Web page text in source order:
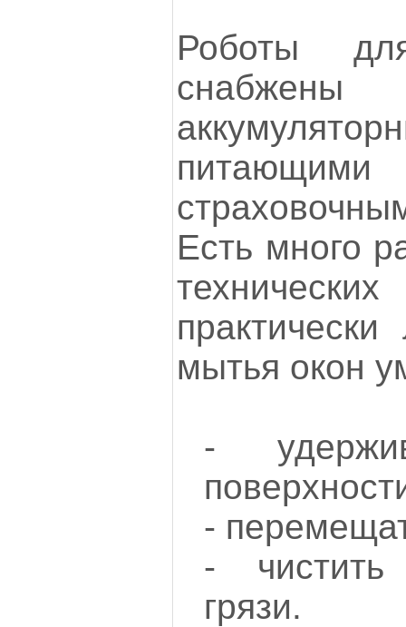
Роботы
Есть много
мытья окон
-
-
- чистить
грязи.